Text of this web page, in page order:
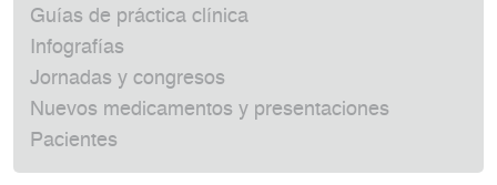
Guías de práctica clínica
Infografías
Jornadas y congresos
Nuevos medicamentos y presentaciones
Pacientes